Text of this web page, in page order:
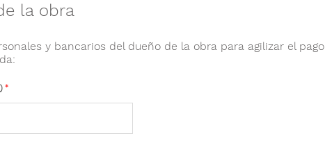
la obra
y bancarios del dueño de la obra para agilizar el pago